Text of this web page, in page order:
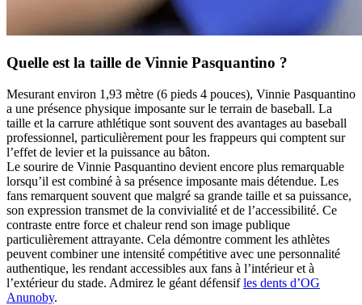
Quelle est la taille de Vinnie Pasquantino ?
Mesurant environ 1,93 mètre (6 pieds 4 pouces), Vinnie Pasquantino
a une présence physique imposante sur le terrain de baseball. La
taille et la carrure athlétique sont souvent des avantages au baseball
professionnel, particulièrement pour les frappeurs qui comptent sur
l’effet de levier et la puissance au bâton.
Le sourire de Vinnie Pasquantino devient encore plus remarquable
lorsqu’il est combiné à sa présence imposante mais détendue. Les
fans remarquent souvent que malgré sa grande taille et sa puissance,
son expression transmet de la convivialité et de l’accessibilité. Ce
contraste entre force et chaleur rend son image publique
particulièrement attrayante. Cela démontre comment les athlètes
peuvent combiner une intensité compétitive avec une personnalité
authentique, les rendant accessibles aux fans à l’intérieur et à
l’extérieur du stade. Admirez le géant défensifles dents d’OG
Anunoby.